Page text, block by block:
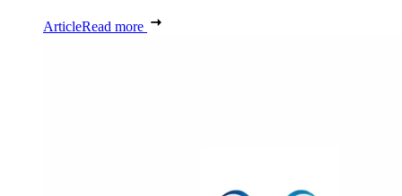
ArticleRead more